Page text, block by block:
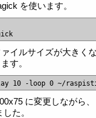
を使います。
イルサイズが大きく
す。
に変更しながら
た。